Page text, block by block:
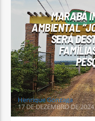
Arara Azul
MARABÁ
AMBIENTAL
SERÁ
Henrique Gonzaga
17 DE DEZEMBRO DE 2024